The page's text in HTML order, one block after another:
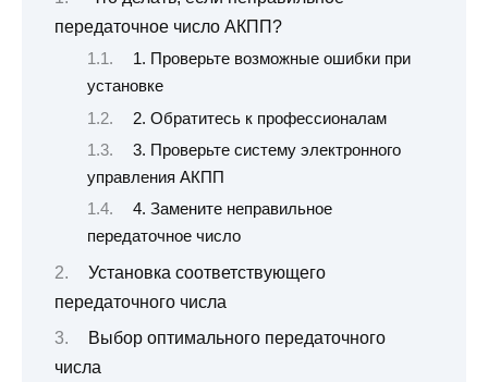
передаточное число АКПП?
1. Проверьте возможные ошибки при
установке
2. Обратитесь к профессионалам
3. Проверьте систему электронного
управления АКПП
4. Замените неправильное
передаточное число
Установка соответствующего
передаточного числа
Выбор оптимального передаточного
числа